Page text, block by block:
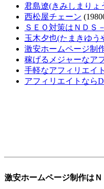
君島遼(きみしまりょ
西松屋チェーン
ＳＥＯ対策はＮＤＳ
玉木夕也(たまきゆう
激安ホームページ制
稼げるメジャーなア
手軽なアフィリエイ
アフィリエイトなら
激安ホームページ制作は